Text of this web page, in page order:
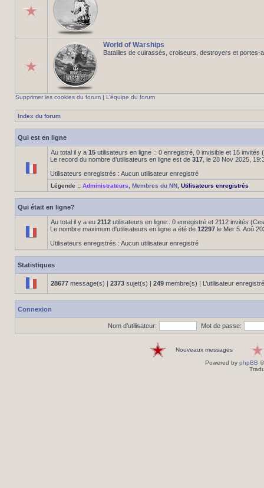
World of Warships
Batailles de cuirassés, croiseurs, destroyers et portes-
Supprimer les cookies du forum | L’équipe du forum
Index du forum
Qui est en ligne
Au total il y a 15 utilisateurs en ligne :: 0 enregistré, 0 invisible et 15
Le record du nombre d’utilisateurs en ligne est de 317 , le 28 Nov 2025,
Utilisateurs enregistrés : Aucun utilisateur enregistré
Légende :: Administrateurs Membres du NN Utilisateurs enregistrés
Qui était en ligne?
Au total il y a eu 2112 utilisateurs en ligne:: 0 enregistré et 2112 invités
Le nombre maximum d'utilisateurs en ligne a été de 12297 le Mer 5. Aoû
Utilisateurs enregistrés : Aucun utilisateur enregistré
Statistiques
28677 message(s) | 2373 sujet(s) | 249 membre(s) | L’utilisateur
Connexion
Nom d’utilisateur: Mot de passe:
Nouveaux messages
Powered by phpBB